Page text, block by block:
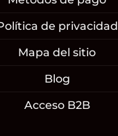
de privacidad
Mapa del sitio
Blog
Acceso B2B